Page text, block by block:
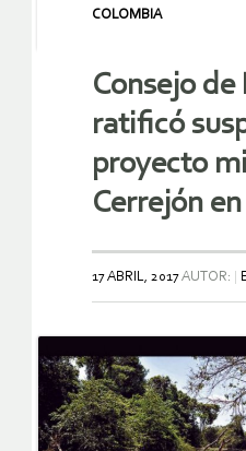
COLOMBIA
Consejo de
ratificó
proyecto
Cerrejón
17 ABRIL, 2017AUTOR: